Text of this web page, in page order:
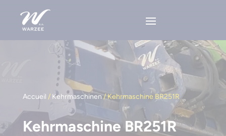
Accueil / Kehrmaschinen / Kehrmaschine BR251R
Kehrmaschine BR251R